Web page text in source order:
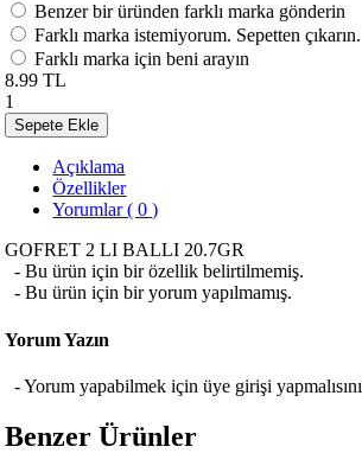
Benzer bir üründen farklı marka gönderin
Farklı marka istemiyorum. Sepetten çıkarın.
Farklı marka için beni arayın
8.99 TL
1
Sepete Ekle
Açıklama
Özellikler
Yorumlar ( 0 )
GOFRET 2 LI BALLI 20.7GR
- Bu ürün için bir özellik belirtilmemiş.
- Bu ürün için bir yorum yapılmamış.
Yorum Yazın
- Yorum yapabilmek için üye girişi
Benzer Ürünler